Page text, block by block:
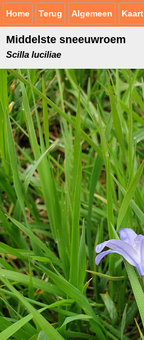
Home Terug Algemeen Kaart
Middelste sneeuwroem
Scilla luciliae